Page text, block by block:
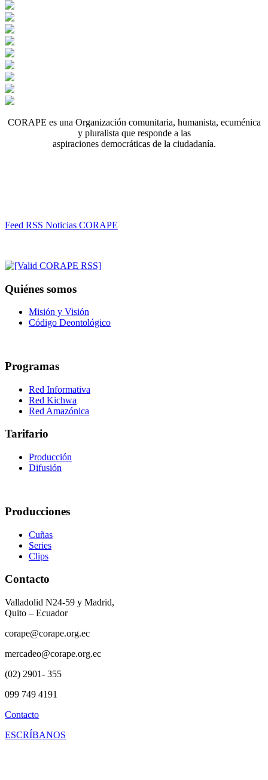
CORAPE es una Organización comunitaria, humanista, ecuménica
y pluralista que responde a las
aspiraciones democráticas de la ciudadanía.
Feed RSS Noticias CORAPE
Quiénes somos
Misión y Visión
Código Deontológico
Programas
Red Informativa
Red Kichwa
Red Amazónica
Tarifario
Producción
Difusión
Producciones
Cuñas
Series
Clips
Contacto
Valladolid N24-59 y Madrid,
Quito – Ecuador
corape@corape.org.ec
mercadeo@corape.org.ec
(02) 2901- 355
099 749 4191
Contacto
ESCRÍBANOS